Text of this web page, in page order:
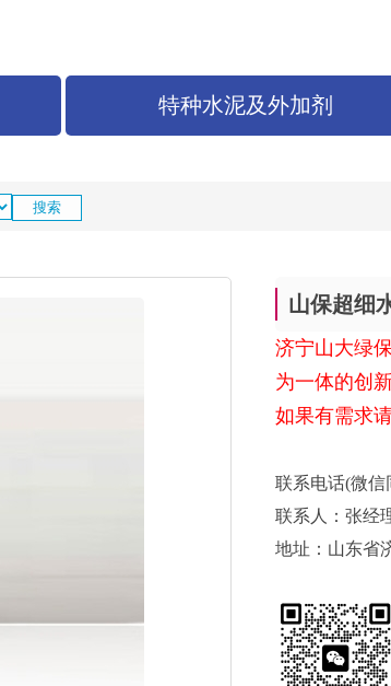
特种水泥及外加剂
山保超细
济宁山大绿
为一体的创
如果有需求
联系电话(微信
联系人：张经
地址：山东省